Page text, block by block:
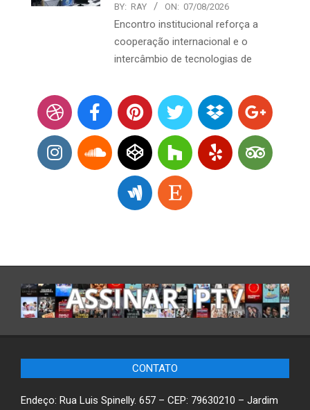
BY: RAY ON: 07/08/2026
Encontro institucional reforça a
cooperação internacional e o
intercâmbio de tecnologias de
CONTATO
Endeço: Rua Luis Spinelly. 657 – CEP: 79630210 – Jardim